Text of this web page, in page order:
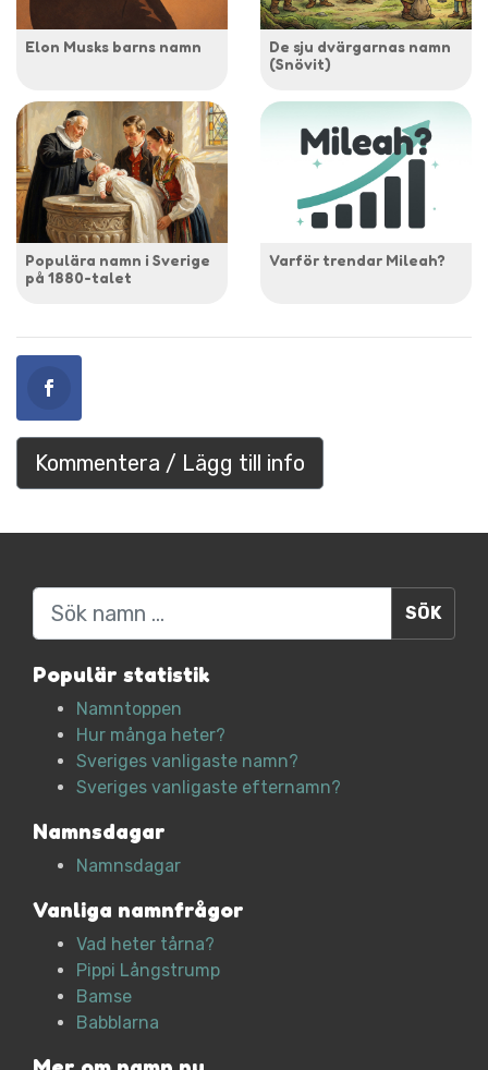
Elon Musks barns namn
De sju dvärgarnas namn
(Snövit)
Populära namn i Sverige
på 1880-talet
Varför trendar Mileah?
Kommentera / Lägg till info
Sök
Populär statistik
Namntoppen
Hur många heter?
Sveriges vanligaste namn?
Sveriges vanligaste efternamn?
Namnsdagar
Namnsdagar
Vanliga namnfrågor
Vad heter tårna?
Pippi Långstrump
Bamse
Babblarna